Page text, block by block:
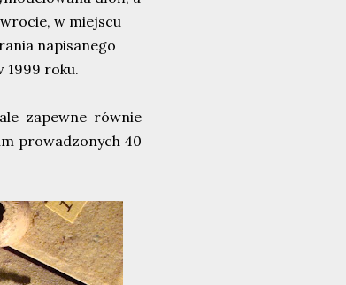
w miejscu
napisanego
1999 roku.
zapewne równie
prowadzonych 40